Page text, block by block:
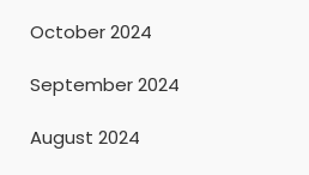
October 2024
September 2024
August 2024